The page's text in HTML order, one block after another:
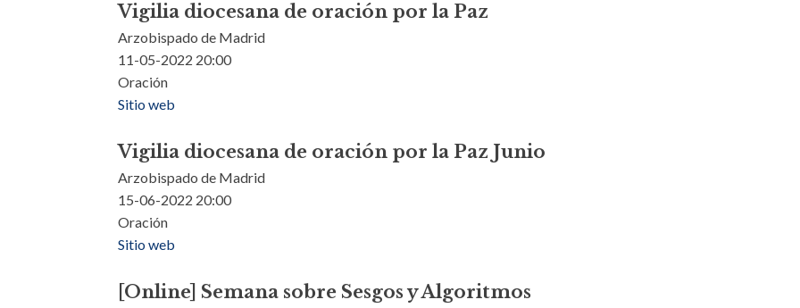
Vigilia diocesana de oración por la Paz
Arzobispado de Madrid
11-05-2022 20:00
Oración
Sitio web
Vigilia diocesana de oración por la Paz Junio
Arzobispado de Madrid
15-06-2022 20:00
Oración
Sitio web
[Online] Semana sobre Sesgos y Algoritmos